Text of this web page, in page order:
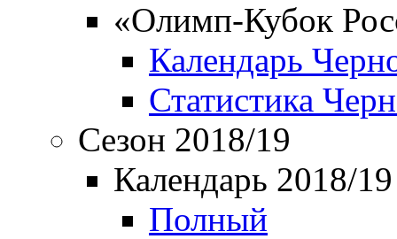
«Олимп-Кубок
Календарь
Статистика
Сезон 2018/19
Календарь 2018/19
Полный